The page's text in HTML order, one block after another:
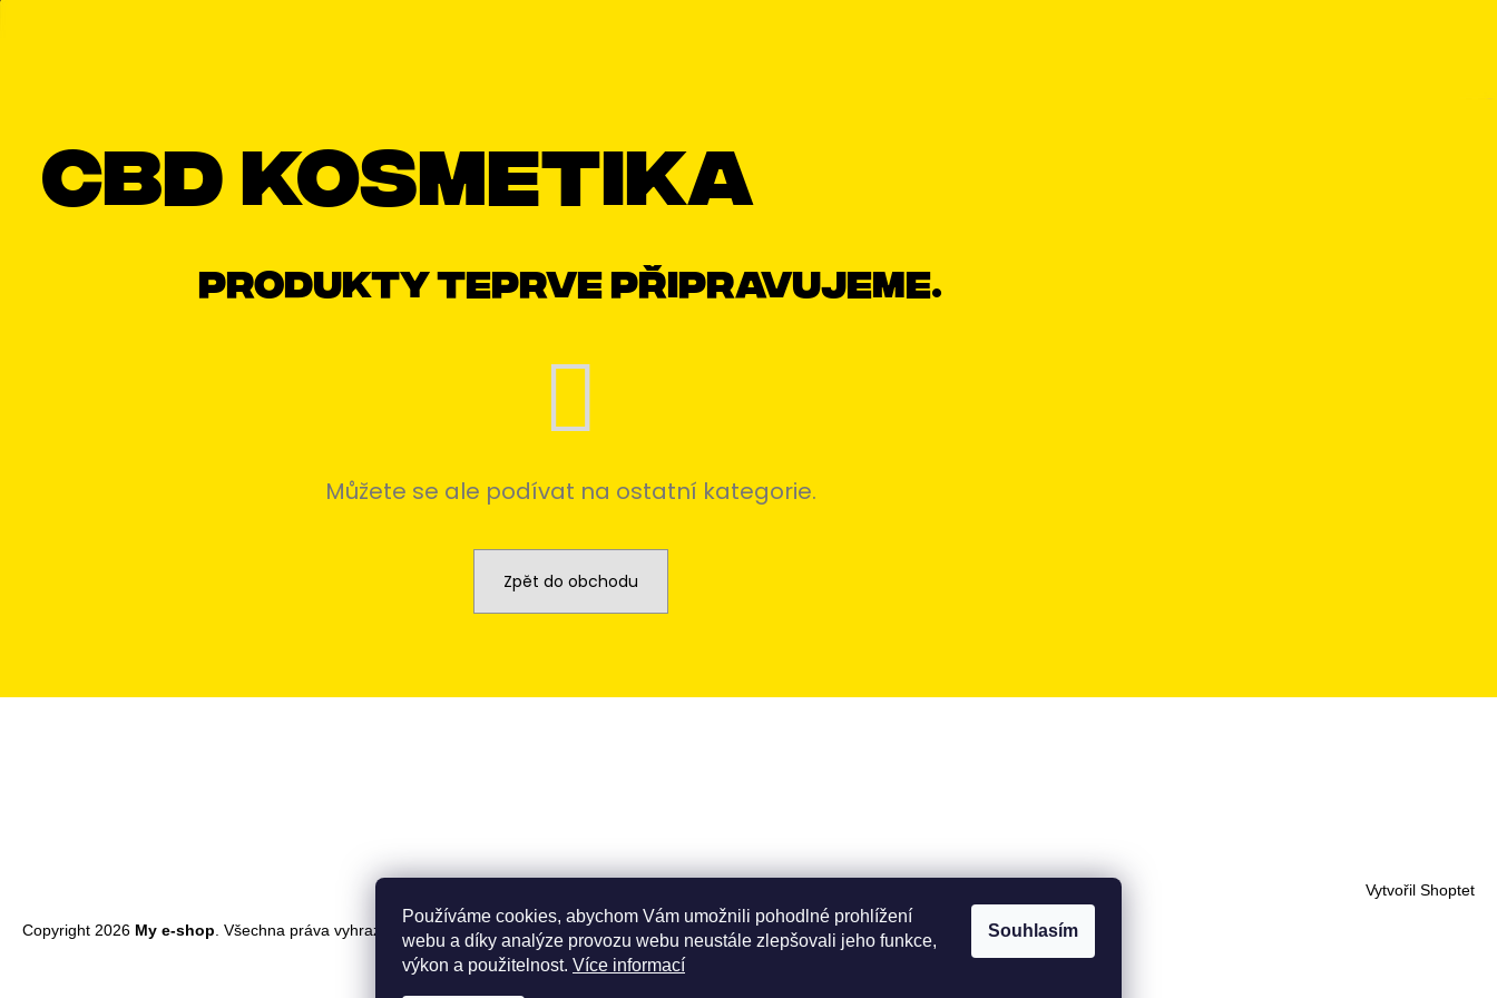
Používáme cookies, abychom Vám umožnili pohodlné prohlížení
webu a díky analýze provozu webu neustále zlepšovali jeho funkce,
výkon a použitelnost. Více informací
Souhlasím
CBD kosmetika
Produkty teprve připravujeme.
Můžete se ale podívat na ostatní kategorie.
Zpět do obchodu
Zápatí
Vytvořil Shoptet
Copyright 2026 My e-shop. Všechna práva vyhrazena.